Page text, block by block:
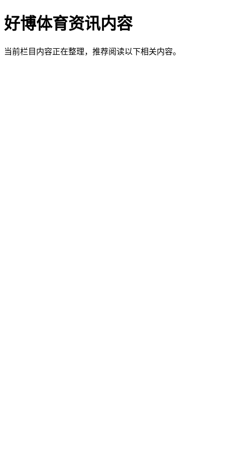
好博体育资讯内容
当前栏目内容正在整理，推荐阅读以下相关内容。